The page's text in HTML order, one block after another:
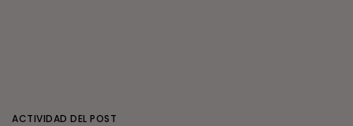
ACTIVIDAD DEL POST